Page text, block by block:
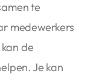
te
medewerkers
de
Je kan